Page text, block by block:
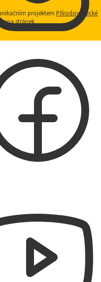
projektem Přírodovědecké
Mapa stránek